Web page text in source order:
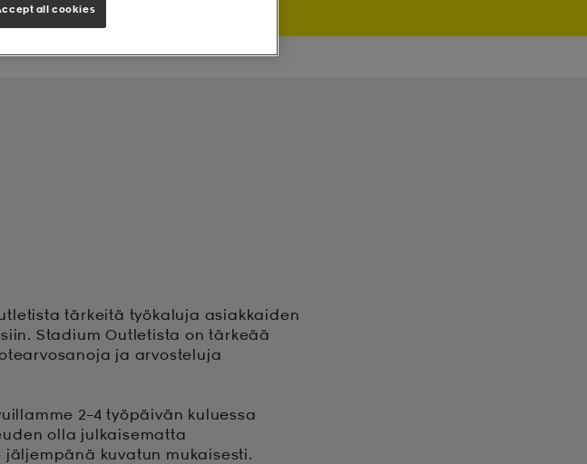
tärkeitä työkaluja asiakkaiden
Stadium Outletista on tärkeää
ja arvosteluja
2–4 työpäivän kuluessa
olla julkaisematta
kuvatun mukaisesti.
all cookies